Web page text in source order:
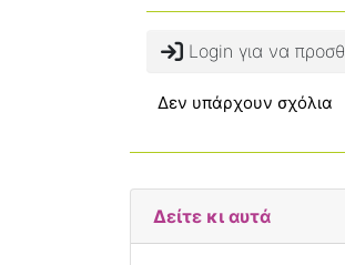
Login για να
Δεν υπάρχουν σχόλια
Δείτε κι αυτά